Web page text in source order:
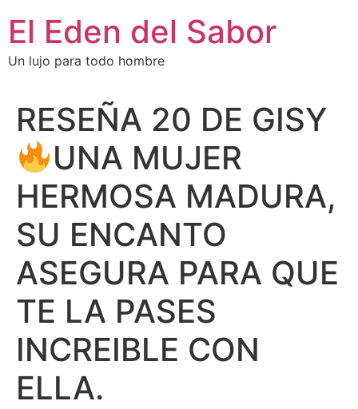
El Eden del Sabor
Un lujo para todo hombre
RESEÑA 20 DE GISY
UNA MUJER
HERMOSA MADURA,
SU ENCANTO
ASEGURA PARA QUE
TE LA PASES
INCREIBLE CON
ELLA.